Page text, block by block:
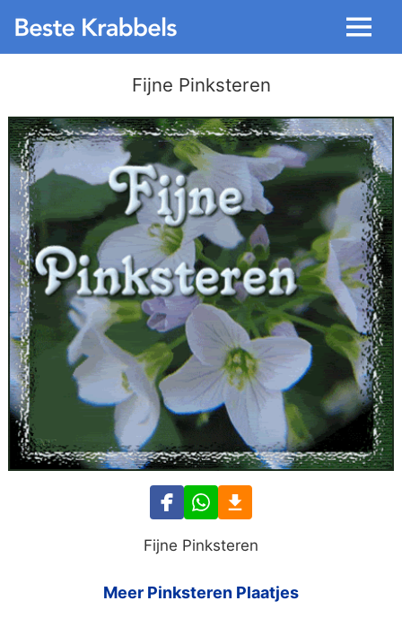
Menu
Fijne Pinksteren
Fijne Pinksteren
Meer Pinksteren Plaatjes